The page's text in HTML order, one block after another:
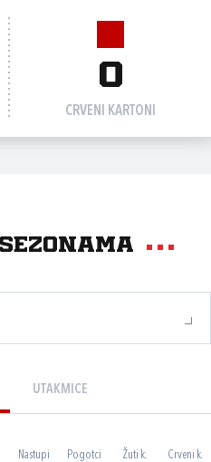
0
CRVENI KARTONI
UTAKMICE
Nastupi Pogotci Žuti k. Crveni k.